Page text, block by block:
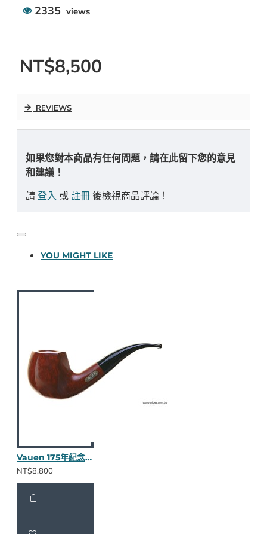
2335 views
NT$8,500
REVIEWS
如果您對本商品有任何問題，請在此留下您的意見
和建議！
請登入 或註冊後檢視商品評論！
YOU MIGHT LIKE
Vauen 175年紀念限量斗 JU106
NT$8,800